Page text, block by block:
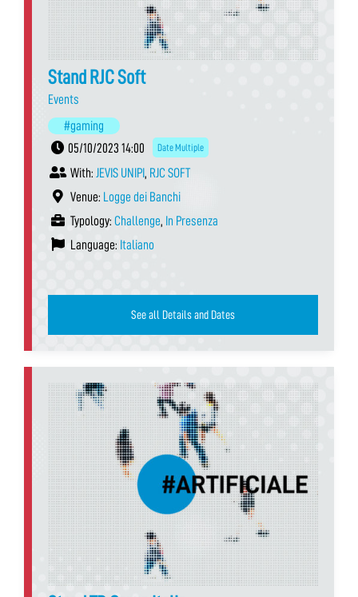
Stand RJC Soft
Events
#gaming
05/10/2023 14:00
Date Multiple
With: JEVIS UNIPI, RJC SOFT
Venue: Logge dei Banchi
Typology: Challenge, In Presenza
Language: Italiano
See all Details and Dates